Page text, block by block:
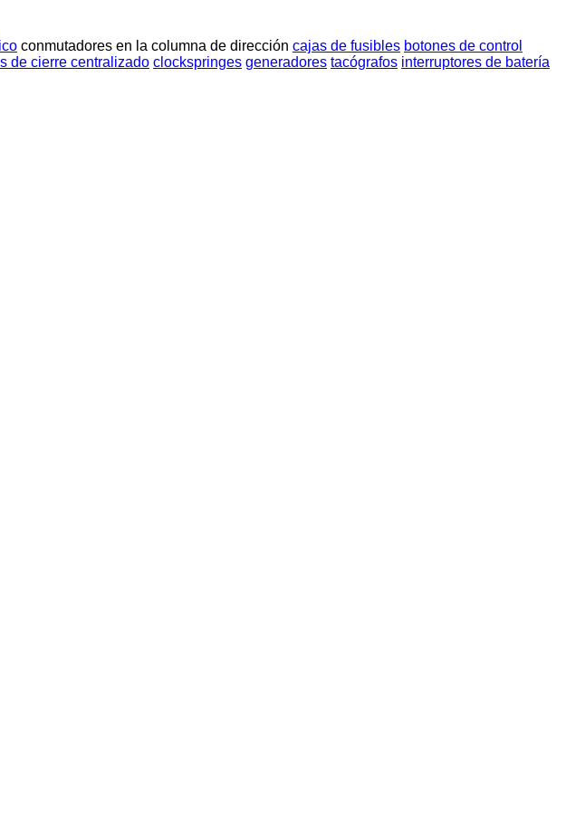
conmutadores en la columna de dirección cajas de fusibles botones de control
de cierre centralizado clockspringes generadores tacógrafos interruptores de batería